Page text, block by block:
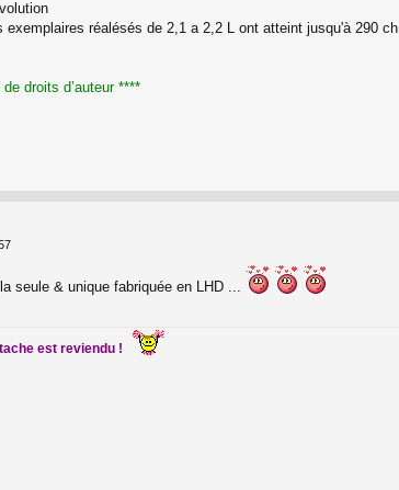
exemplaires réalésés de 2,1 a 2,2 L ont atteint jusqu'à 290 ch
droits d’auteur ****
seule & unique fabriquée en LHD ...
est reviendu !